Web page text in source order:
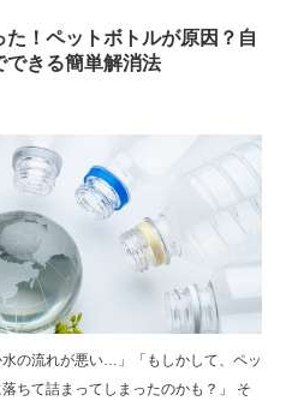
た！ペットボトルが原因？自
できる簡単解消法
水の流れが悪い…」「もしかして、ペッ
ちて詰まってしまったのかも？」 そ